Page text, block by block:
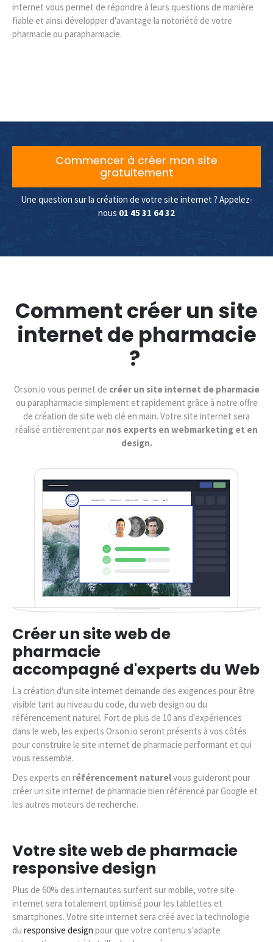
internet vous permet de répondre à leurs questions de manière
fiable et ainsi développer d'avantage la notoriété de votre
pharmacie ou parapharmacie.
Commencer à créer mon site
gratuitement
Une question sur la création de votre site internet ? Appelez-
nous 01 45 31 64 32
Comment créer un site
internet de pharmacie
?
Orson.io vous permet de créer un site internet de pharmacie
ou parapharmacie simplement et rapidement grâce à notre offre
de création de site web clé en main. Votre site internet sera
réalisé entièrement par nos experts en webmarketing et en
design.
Créer un site web de
pharmacie
accompagné d'experts du Web
La création d'un site internet demande des exigences pour être
visible tant au niveau du code, du web design ou du
référencement naturel. Fort de plus de 10 ans d'expériences
dans le web, les experts Orson.io seront présents à vos côtés
pour construire le site internet de pharmacie performant et qui
vous ressemble.
Des experts en référencement naturelvous guideront pour
créer un site internet de pharmacie bien référencé par Google et
les autres moteurs de recherche.
Votre site web de pharmacie
responsive design
Plus de 60% des internautes surfent sur mobile, votre site
internet sera totalement optimisé pour les tablettes et
smartphones. Votre site internet sera créé avec la technologie
du responsive design pour que votre contenu s'adapte